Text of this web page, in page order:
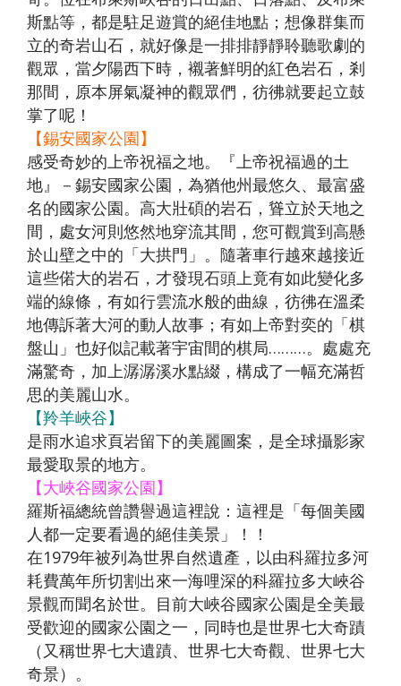
宇&虎
航、台
中出
發】
行程 )
6人成
行
（晚去
晚回、
含機上
餐 )
【星宇
發】
七日
【長榮
航空，
桃園/
愛媛】
八日
（無購
物、無
自費）
【澳門
航空、
台中出
發】
遊樂山
大佛八
天《無
購物無
自費、
排椅》
【長龍
航空、
台中直
飛成
都】
九寨
溝、黃
龍、熊
貓基地
風情八
）【東
方航
空、台
中直飛
成都】
園半山
火鍋八
日（無
購物、
無自
航空、
台中出
發】
費）
【澳門
航空、
台中出
發】
斯點等，都是駐足遊賞的絕佳地點；想像群集而
立的奇岩山石，就好像是一排排靜靜聆聽歌劇的
觀眾，當夕陽西下時，襯著鮮明的紅色岩石，剎
那間，原本屏氣凝神的觀眾們，彷彿就要起立鼓
掌了呢！
【錫安國家公園】
感受奇妙的上帝祝福之地。『上帝祝福過的土
地』－錫安國家公園，為猶他州最悠久、最富盛
名的國家公園。高大壯碩的岩石，聳立於天地之
間，處女河則悠然地穿流其間，您可觀賞到高懸
於山壁之中的「大拱門」。隨著車行越來越接近
這些偌大的岩石，才發現石頭上竟有如此變化多
端的線條，有如行雲流水般的曲線，彷彿在溫柔
地傳訴著大河的動人故事；有如上帝對奕的「棋
盤山」也好似記載著宇宙間的棋局………。處處充
滿驚奇，加上潺潺溪水點綴，構成了一幅充滿哲
思的美麗山水。
【羚羊峽谷】
是雨水追求頁岩留下的美麗圖案，是全球攝影家
最愛取景的地方。
【大峽谷國家公園】
羅斯福總統曾讚譽過這裡說：這裡是「每個美國
人都一定要看過的絕佳美景」！！
在1979年被列為世界自然遺產，以由科羅拉多河
耗費萬年所切割出來一海哩深的科羅拉多大峽谷
景觀而聞名於世。目前大峽谷國家公園是全美最
受歡迎的國家公園之一，同時也是世界七大奇蹟
（又稱世界七大遺蹟、世界七大奇觀、世界七大
奇景）。